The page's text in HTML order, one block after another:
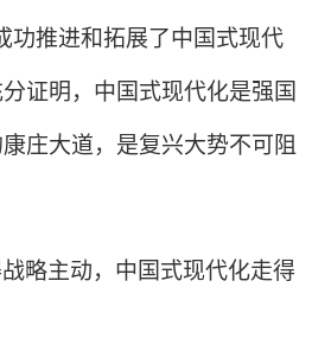
功推进和拓展了中国式现代
证明，中国式现代化是强国
庄大道，是复兴大势不可阻
略主动，中国式现代化走得